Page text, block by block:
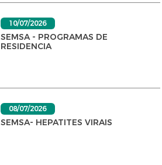
10/07/2026
SEMSA - PROGRAMAS DE
RESIDENCIA
08/07/2026
SEMSA- HEPATITES VIRAIS